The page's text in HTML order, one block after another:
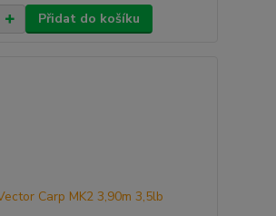
Přidat do košíku